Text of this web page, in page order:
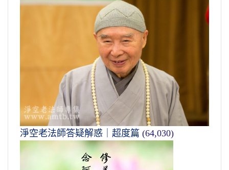
淨空老法師答疑解惑｜超度篇 (64,030)